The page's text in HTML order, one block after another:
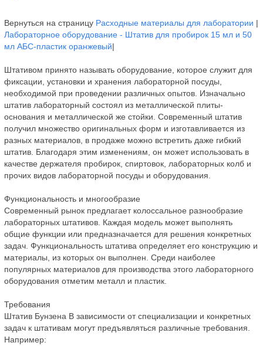
Вернуться на страницу Расходные материалы для лаборатории |
Лабораторное оборудование - Штатив для пробирок 15 мл и 50
мл АБС-пластик оранжевый|
Штативом принято называть оборудование, которое служит для
фиксации, установки и хранения лабораторной посуды,
необходимой при проведении различных опытов. Изначально
штатив лабораторный состоял из металлической плиты-
основания и металлической же стойки. Современный штатив
получил множество оригинальных форм и изготавливается из
разных материалов, в продаже можно встретить даже гибкий
штатив. Благодаря этим изменениям, он может использовать в
качестве держателя пробирок, спиртовок, лабораторных колб и
прочих видов лабораторной посуды и оборудования.
Функциональность и многообразие
Современный рынок предлагает колоссальное разнообразие
лабораторных штативов. Каждая модель может выполнять
общие функции или предназначается для решения конкретных
задач. Функциональность штатива определяет его конструкцию и
материалы, из которых он выполнен. Среди наиболее
популярных материалов для производства этого лабораторного
оборудования отметим металл и пластик.
Требования
Штатив Бунзена В зависимости от специализации и конкретных
задач к штативам могут предъявляться различные требования.
Например: